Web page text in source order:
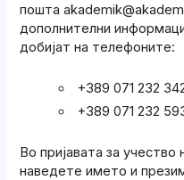
пошта
дополнителни
добијат на телефоните:
+389 071 232
+389 071 232
Во пријавата за учество
наведете името и